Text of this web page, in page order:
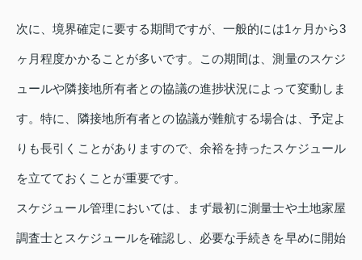
次に、境界確定に要する期間ですが、一般的には1ヶ月から3
ヶ月程度かかることが多いです。この期間は、測量のスケジ
ュールや隣接地所有者との協議の進捗状況によって変動しま
す。特に、隣接地所有者との協議が難航する場合は、予定よ
りも長引くことがありますので、余裕を持ったスケジュール
を立てておくことが重要です。
スケジュール管理においては、まず最初に測量士や土地家屋
調査士とスケジュールを確認し、必要な手続きを早めに開始